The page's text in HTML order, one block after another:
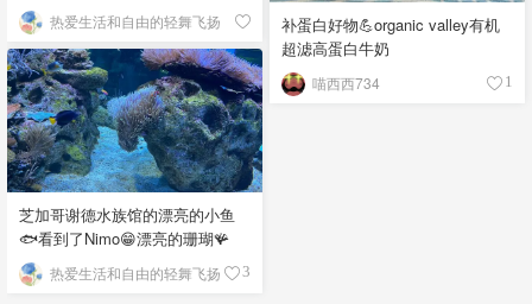
补蛋白好物💪organic valley有机
超滤高蛋白牛奶
喵西西734 1
热爱生活和自由的轻舞飞扬
芝加哥谢德水族馆的漂亮的小鱼
🐟看到了Nimo😁漂亮的珊瑚🪸
热爱生活和自由的轻舞飞扬 3